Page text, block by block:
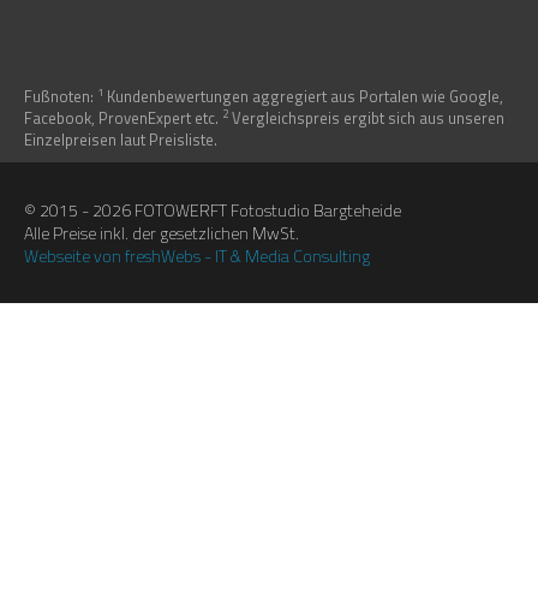
Fußnoten: 1 Kundenbewertungen aggregiert aus Portalen wie Google,
Facebook, ProvenExpert etc. 2 Vergleichspreis ergibt sich aus unseren
Einzelpreisen laut Preisliste.
© 2015 - 2026 FOTOWERFT Fotostudio Bargteheide
Alle Preise inkl. der gesetzlichen MwSt.
Webseite von freshWebs - IT & Media Consulting